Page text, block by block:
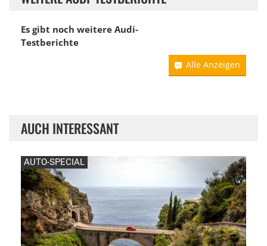
Es gibt noch weitere Audi-
Testberichte
Alle Anzeigen
AUCH INTERESSANT
AUTO-SPECIAL